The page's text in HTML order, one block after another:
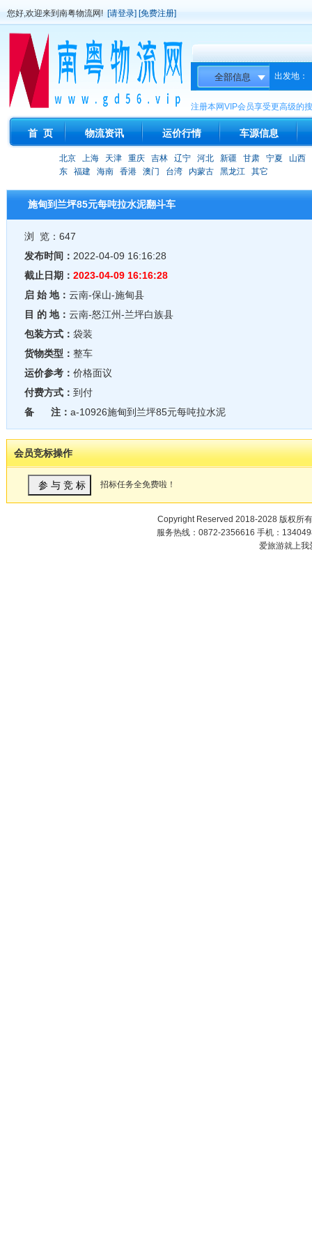
您好,欢迎来到南粤物流网! [请登录] [免费注册]
出发地：
注册本网VIP会员享受更高级的
首 页 物流资讯 运价行情 车源信息
北京 上海 天津 重庆 吉林 辽宁 河北 新疆 甘肃 宁夏
山西
东
福建 海南 香港 澳门 台湾 内蒙古 黑龙江 其它
施甸到兰坪85元每吨拉水泥翻斗车
浏 览：647
发布时间： 2022-04-09 16:16:28
截止日期： 2023-04-09 16:16:28
启 始 地： 云南-保山-施甸县
目 的 地： 云南-怒江州-兰坪白族县
包装方式： 袋装
货物类型： 整车
运价参考： 价格面议
付费方式： 到付
备 注： a-10926施甸到兰坪85元每吨拉水泥
会员竞标操作
招标任务全免费啦！
Copyright Reserved 2018-2028 版权所
服务热线：0872-2356616 手机：
爱旅游就上我